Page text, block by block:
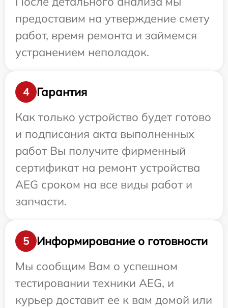
предоставим на утверждение смету
работ, время ремонта и займемся
устранением неполадок.
4
Гарантия
Как только устройство будет готово
и подписания акта выполненных
работ Вы получите фирменный
сертификат на ремонт устройства
AEG сроком на все виды работ и
запчасти.
5
Информирование о готовности
Мы сообщим Вам о успешном
тестировании техники AEG, и
курьер доставит ее к вам домой или